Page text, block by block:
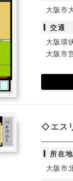
大阪市
交通
大阪環
大阪市
◇エス
所在地
大阪市